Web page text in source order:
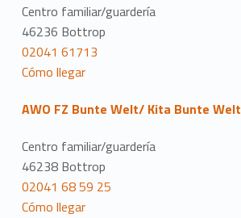
Centro familiar/guardería
46236 Bottrop
02041 61713
Cómo llegar
AWO FZ Bunte Welt/ Kita Bunte Welt
Centro familiar/guardería
46238 Bottrop
02041 68 59 25
Cómo llegar